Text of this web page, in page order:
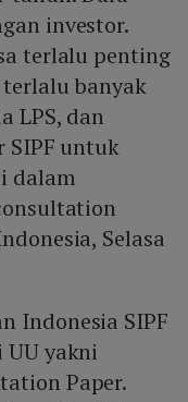
investor.
terlalu penting
banyak
LPS, dan
SIPF untuk
dalam
Selasa
Indonesia SIPF
yakni
Paper.